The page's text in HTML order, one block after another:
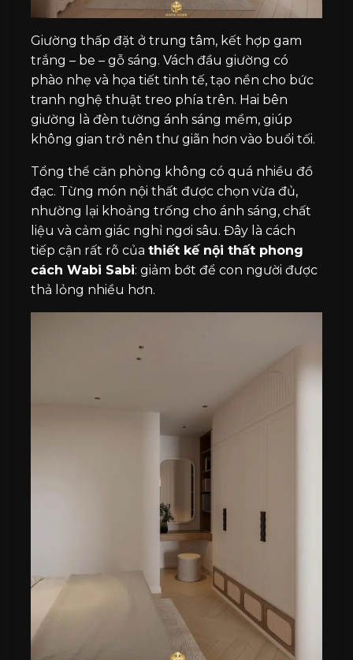
Giường thấp đặt ở trung tâm, kết hợp gam
trắng – be – gỗ sáng. Vách đầu giường có
phào nhẹ và họa tiết tinh tế, tạo nền cho bức
tranh nghệ thuật treo phía trên. Hai bên
giường là đèn tường ánh sáng mềm, giúp
không gian trở nên thư giãn hơn vào buổi tối.
Tổng thể căn phòng không có quá nhiều đồ
đạc. Từng món nội thất được chọn vừa đủ,
nhường lại khoảng trống cho ánh sáng, chất
liệu và cảm giác nghỉ ngơi sâu. Đây là cách
tiếp cận rất rõ của thiết kế nội thất phong
cách Wabi Sabi: giảm bớt để con người được
thả lỏng nhiều hơn.